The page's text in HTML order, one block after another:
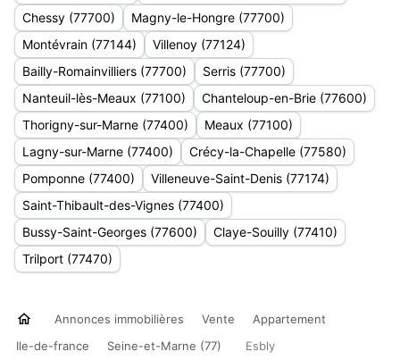
Chessy (77700)
Magny-le-Hongre (77700)
Montévrain (77144)
Villenoy (77124)
Bailly-Romainvilliers (77700)
Serris (77700)
Nanteuil-lès-Meaux (77100)
Chanteloup-en-Brie (77600)
Thorigny-sur-Marne (77400)
Meaux (77100)
Lagny-sur-Marne (77400)
Crécy-la-Chapelle (77580)
Pomponne (77400)
Villeneuve-Saint-Denis (77174)
Saint-Thibault-des-Vignes (77400)
Bussy-Saint-Georges (77600)
Claye-Souilly (77410)
Trilport (77470)
Annonces immobilières Vente
Appartement
Ile-de-france
Seine-et-Marne (77) Esbly